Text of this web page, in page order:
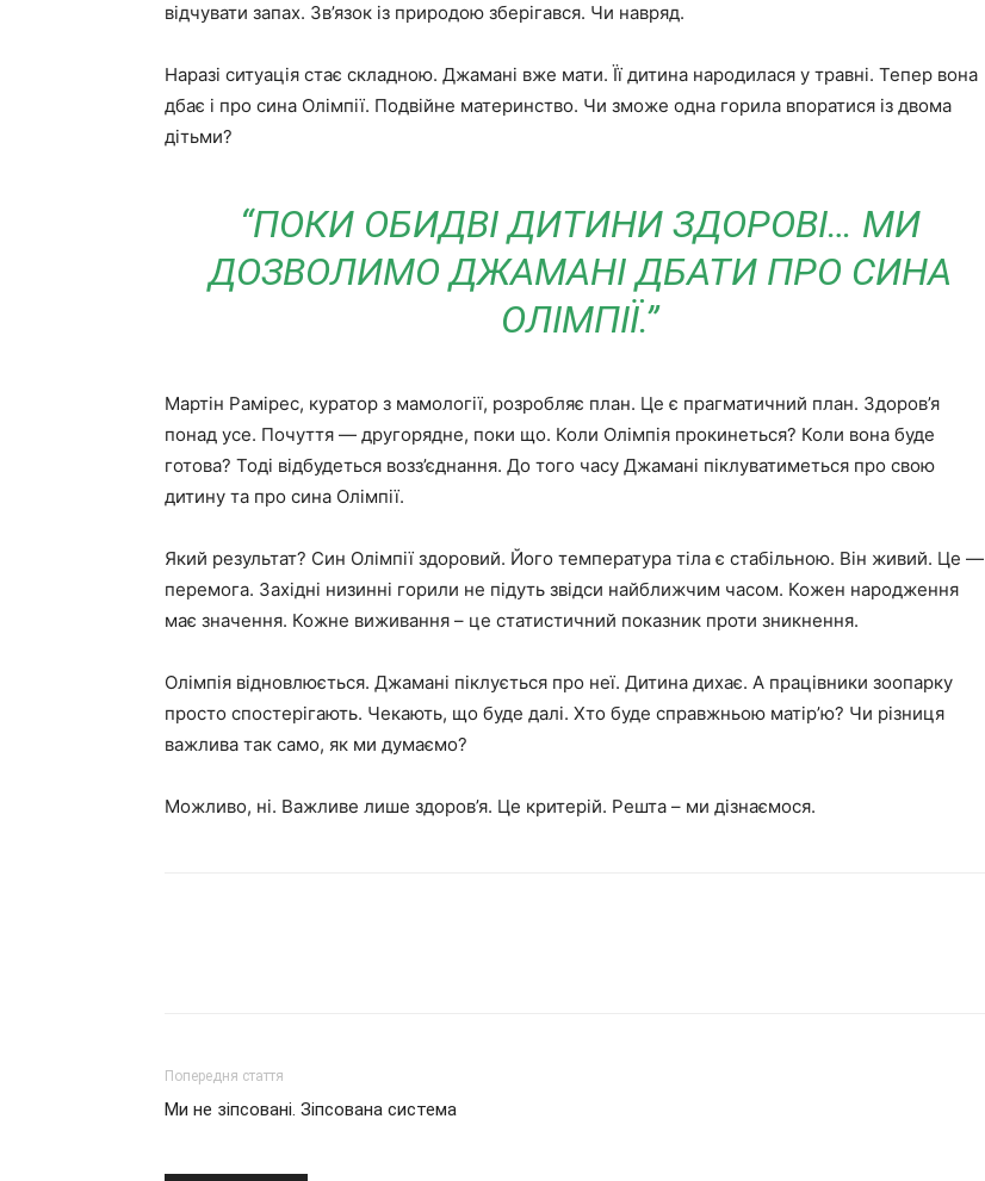
відчувати запах. Зв’язок із природою зберігався. Чи навряд.
Наразі ситуація стає складною. Джамані вже мати. Її дитина народилася у травні. Тепер вона
дбає і про сина Олімпії. Подвійне материнство. Чи зможе одна горила впоратися із двома
дітьми?
“ПОКИ ОБИДВІ ДИТИНИ ЗДОРОВІ… МИ
ДОЗВОЛИМО ДЖАМАНІ ДБАТИ ПРО СИНА
ОЛІМПІЇ.”
Мартін Рамірес, куратор з мамології, розробляє план. Це є прагматичний план. Здоров’я
понад усе. Почуття — другорядне, поки що. Коли Олімпія прокинеться? Коли вона буде
готова? Тоді відбудеться возз’єднання. До того часу Джамані піклуватиметься про свою
дитину та про сина Олімпії.
Який результат? Син Олімпії здоровий. Його температура тіла є стабільною. Він живий. Це —
перемога. Західні низинні горили не підуть звідси найближчим часом. Кожен народження
має значення. Кожне виживання – це статистичний показник проти зникнення.
Олімпія відновлюється. Джамані піклується про неї. Дитина дихає. А працівники зоопарку
просто спостерігають. Чекають, що буде далі. Хто буде справжньою матір’ю? Чи різниця
важлива так само, як ми думаємо?
Можливо, ні. Важливе лише здоров’я. Це критерій. Решта – ми дізнаємося.
Попередня стаття
Ми не зіпсовані. Зіпсована система